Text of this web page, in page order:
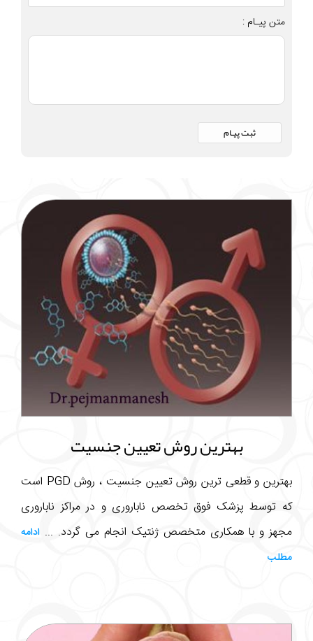
متن پیـام :
بهترین روش تعیین جنسیت
بهترین و قطعی ترین روش تعیین جنسیت ، روش PGD است
که توسط پزشک فوق تخصص ناباروری و در مراکز ناباروری
مجهز و با همکاری متخصص ژنتیک انجام می گردد. ... ادامه
مطلب